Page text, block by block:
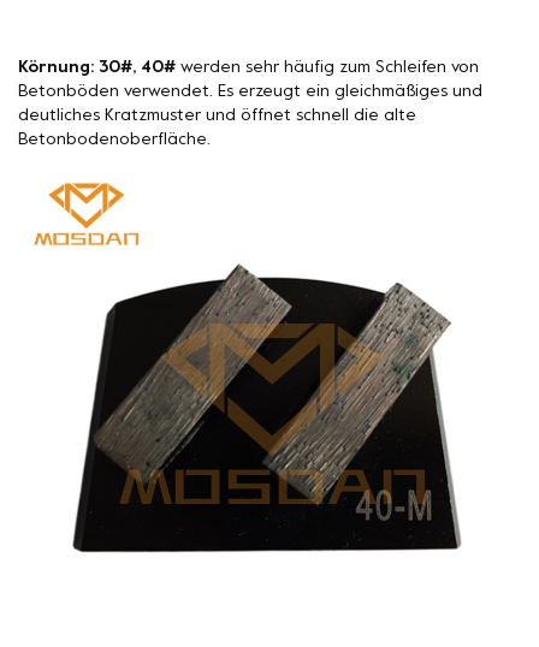
Körnung: 30#, 40# werden sehr häufig zum Schleifen von
Betonböden verwendet. Es erzeugt ein gleichmäßiges und
deutliches Kratzmuster und öffnet schnell die alte
Betonbodenoberfläche.